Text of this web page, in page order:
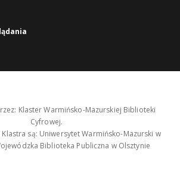
Klaster Warmińsko-Mazurskiej Biblioteki
Cyfrowej.
Klastra są: Uniwersytet Warmińsko-Mazurski w
Biblioteka Publiczna w Olsztynie